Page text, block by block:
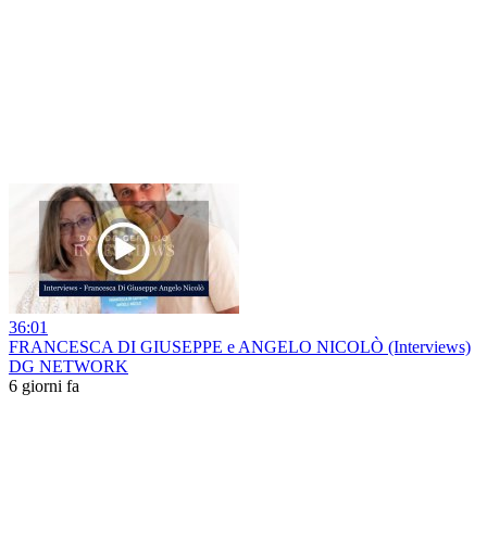
36:01
FRANCESCA DI GIUSEPPE e ANGELO NICOLÒ (Interviews)
DG NETWORK
6 giorni fa